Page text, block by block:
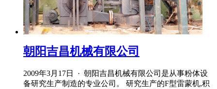
朝阳吉昌机械有限公司
2009年3月17日 · 朝阳吉昌机械有限公司是从事粉体设
备研究生产制造的专业公司。 研究生产的F型雷蒙机,积